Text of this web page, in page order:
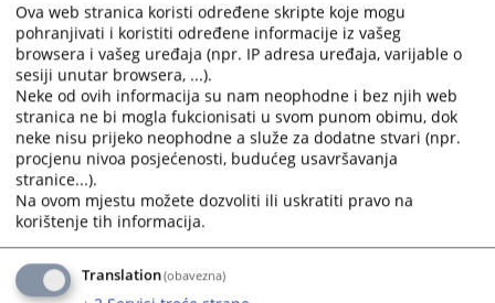
3753PREGLEDA
Ova web stranica koristi određene skripte koje mogu
pohranjivati i koristiti određene informacije iz vašeg
browsera i vašeg uređaja (npr. IP adresa uređaja, varijable o
sesiji unutar browsera, ...).
Neke od ovih informacija su nam neophodne i bez njih web
stranica ne bi mogla fukcionisati u svom punom obimu, dok
neke nisu prijeko neophodne a služe za dodatne stvari (npr.
procjenu nivoa posjećenosti, budućeg usavršavanja
stranice...).
Na ovom mjestu možete dozvoliti ili uskratiti pravo na
korištenje tih informacija.
Translation(obavezna)